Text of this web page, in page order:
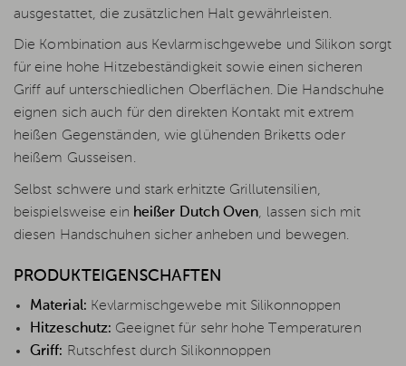
ausgestattet, die zusätzlichen Halt gewährleisten.
Die Kombination aus Kevlarmischgewebe und Silikon sorgt
für eine hohe Hitzebeständigkeit sowie einen sicheren
Griff auf unterschiedlichen Oberflächen. Die Handschuhe
eignen sich auch für den direkten Kontakt mit extrem
heißen Gegenständen, wie glühenden Briketts oder
heißem Gusseisen.
Selbst schwere und stark erhitzte Grillutensilien,
beispielsweise ein heißer Dutch Oven, lassen sich mit
diesen Handschuhen sicher anheben und bewegen.
PRODUKTEIGENSCHAFTEN
Material: Kevlarmischgewebe mit Silikonnoppen
Hitzeschutz: Geeignet für sehr hohe Temperaturen
Griff: Rutschfest durch Silikonnoppen